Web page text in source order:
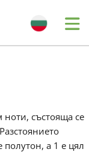
ноти, състояща се
а 1 е цял